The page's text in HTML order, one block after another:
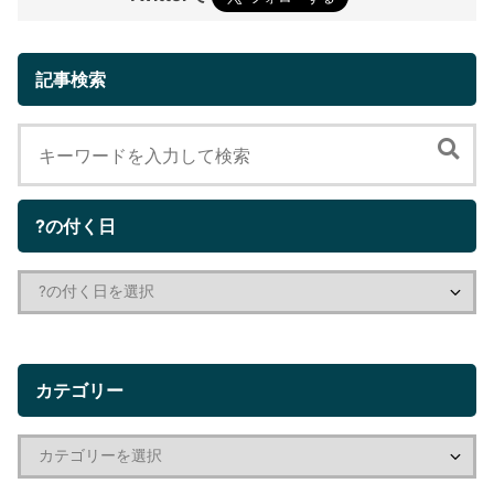
記事検索
?の付く日
カテゴリー